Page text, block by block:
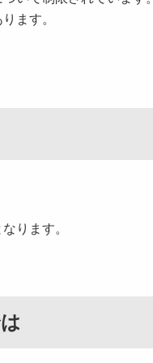
ます。
ります。